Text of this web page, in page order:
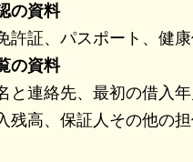
の資料
許証、パスポート、健康
の資料
と連絡先、最初の借入
残高、保証人その他の